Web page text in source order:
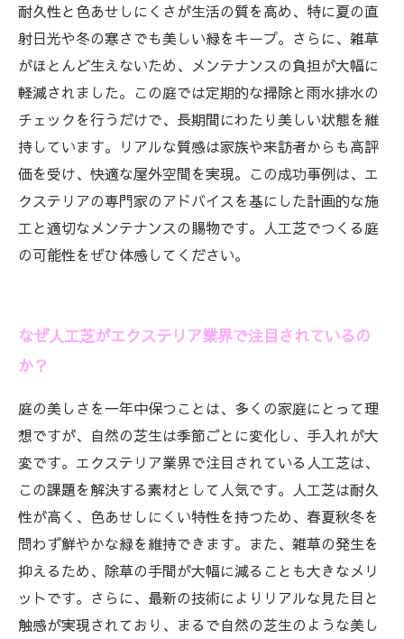
耐久性と色あせしにくさが生活の質を高め、特に夏の直
射日光や冬の寒さでも美しい緑をキープ。さらに、雑草
がほとんど生えないため、メンテナンスの負担が大幅に
軽減されました。この庭では定期的な掃除と雨水排水の
チェックを行うだけで、長期間にわたり美しい状態を維
持しています。リアルな質感は家族や来訪者からも高評
価を受け、快適な屋外空間を実現。この成功事例は、エ
クステリアの専門家のアドバイスを基にした計画的な施
工と適切なメンテナンスの賜物です。人工芝でつくる庭
の可能性をぜひ体感してください。
なぜ人工芝がエクステリア業界で注目されているの
か？
庭の美しさを一年中保つことは、多くの家庭にとって理
想ですが、自然の芝生は季節ごとに変化し、手入れが大
変です。エクステリア業界で注目されている人工芝は、
この課題を解決する素材として人気です。人工芝は耐久
性が高く、色あせしにくい特性を持つため、春夏秋冬を
問わず鮮やかな緑を維持できます。また、雑草の発生を
抑えるため、除草の手間が大幅に減ることも大きなメリ
ットです。さらに、最新の技術によりリアルな見た目と
触感が実現されており、まるで自然の芝生のような美し